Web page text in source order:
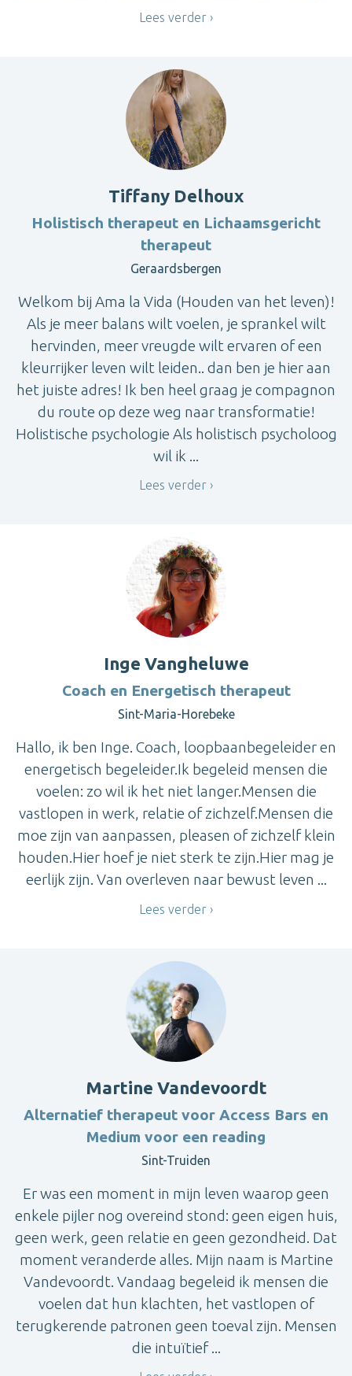
Lees verder
Tiffany Delhoux
Holistisch therapeut en Lichaamsgericht
therapeut
Geraardsbergen
Welkom bij Ama la Vida (Houden van het leven)!
Als je meer balans wilt voelen, je sprankel wilt
hervinden, meer vreugde wilt ervaren of een
kleurrijker leven wilt leiden.. dan ben je hier aan
het juiste adres! Ik ben heel graag je compagnon
du route op deze weg naar transformatie!
Holistische psychologie Als holistisch psycholoog
wil ik ...
Lees verder
Inge Vangheluwe
Coach en Energetisch therapeut
Sint-Maria-Horebeke
Hallo, ik ben Inge. Coach, loopbaanbegeleider en
energetisch begeleider.Ik begeleid mensen die
voelen: zo wil ik het niet langer.Mensen die
vastlopen in werk, relatie of zichzelf.Mensen die
moe zijn van aanpassen, pleasen of zichzelf klein
houden.Hier hoef je niet sterk te zijn.Hier mag je
eerlijk zijn. Van overleven naar bewust leven ...
Lees verder
Martine Vandevoordt
Alternatief therapeut voor Access Bars en
Medium voor een reading
Sint-Truiden
Er was een moment in mijn leven waarop geen
enkele pijler nog overeind stond: geen eigen huis,
geen werk, geen relatie en geen gezondheid. Dat
moment veranderde alles. Mijn naam is Martine
Vandevoordt. Vandaag begeleid ik mensen die
voelen dat hun klachten, het vastlopen of
terugkerende patronen geen toeval zijn. Mensen
die intuïtief ...